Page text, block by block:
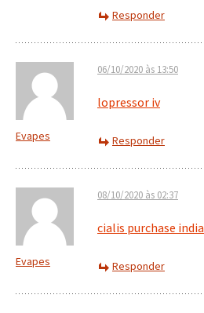
Responder
Evapes
06/10/2020 às 13:50
lopressor iv
Responder
Evapes
08/10/2020 às 02:37
cialis purchase india
Responder